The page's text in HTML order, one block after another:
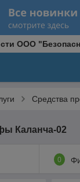
ООО
Средства
Каланча-02
0